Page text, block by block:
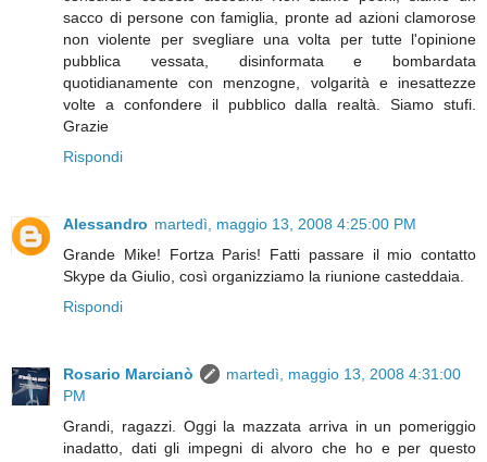
sacco di persone con famiglia, pronte ad azioni clamorose
non violente per svegliare una volta per tutte l'opinione
pubblica vessata, disinformata e bombardata
quotidianamente con menzogne, volgarità e inesattezze
volte a confondere il pubblico dalla realtà. Siamo stufi.
Grazie
Rispondi
Alessandro martedì, maggio 13, 2008 4:25:00 PM
Grande Mike! Fortza Paris! Fatti passare il mio contatto
Skype da Giulio, così organizziamo la riunione casteddaia.
Rispondi
Rosario Marcianò
martedì, maggio 13, 2008 4:31:00
PM
Grandi, ragazzi. Oggi la mazzata arriva in un pomeriggio
inadatto, dati gli impegni di alvoro che ho e per questo